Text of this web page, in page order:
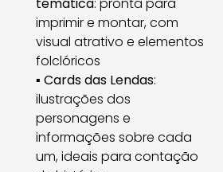
temática: pronta para
imprimir e montar, com
visual atrativo e elementos
folclóricos
▪ Cards das Lendas:
ilustrações dos
personagens e
informações sobre cada
um, ideais para contação